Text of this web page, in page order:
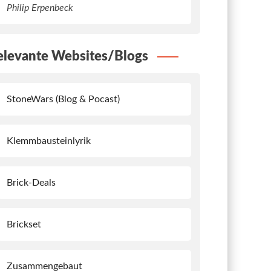
Philip Erpenbeck
Websites/Blogs
StoneWars (Blog & Pocast)
Klemmbausteinlyrik
Brick-Deals
Brickset
Zusammengebaut